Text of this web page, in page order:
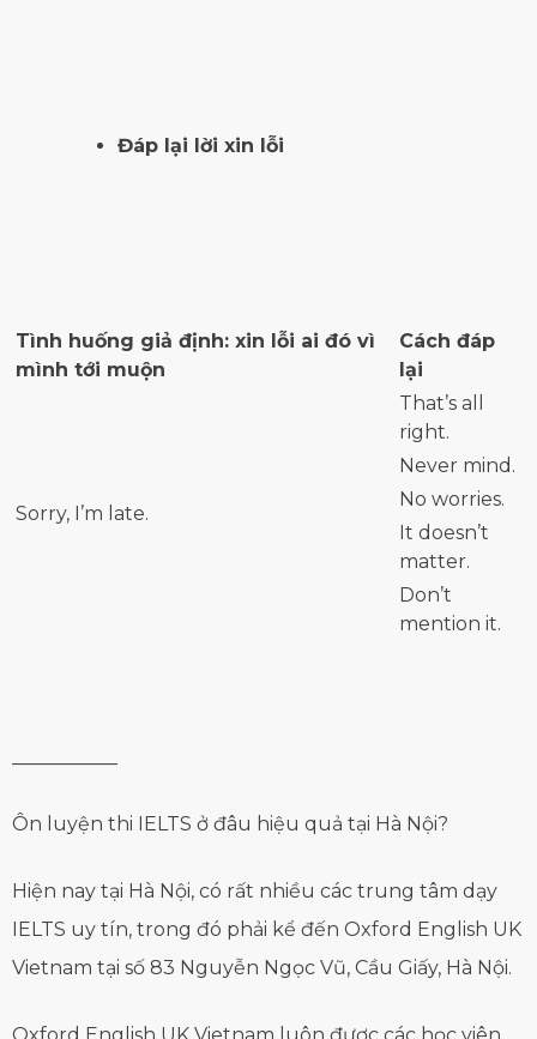
Đáp lại lời xin lỗi
Tình huống giả định: xin lỗi ai đó vì
mình tới muộn
Cách đáp
lại
Sorry, I’m late.
That’s all
right.
Never mind.
No worries.
It doesn’t
matter.
Don’t
mention it.
Ôn luyện thi IELTS ở đâu hiệu quả tại Hà Nội?
Hiện nay tại Hà Nội, có rất nhiều các trung tâm dạy
IELTS uy tín, trong đó phải kể đến Oxford English UK
Vietnam tại số 83 Nguyễn Ngọc Vũ, Cầu Giấy, Hà Nội.